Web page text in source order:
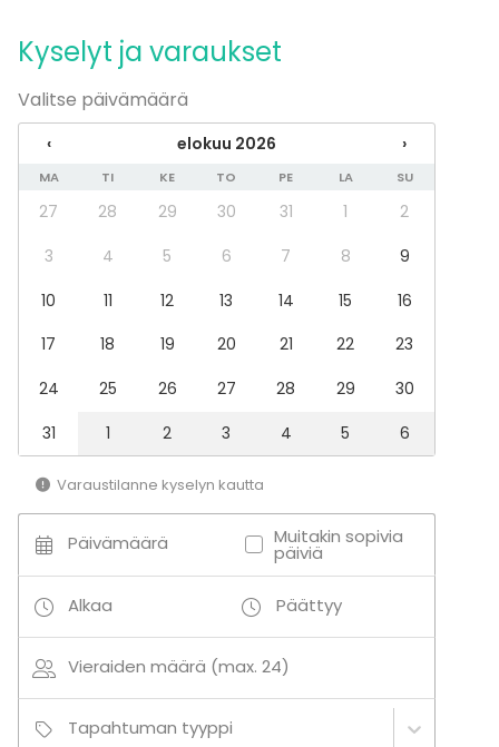
Laiva / Vene
Biletila
Ulkotila
Baari
Ulkoilu
Uinti
Veneily
Veneelle voi myös tilata dj:n tai vaikkapa
saksofonistin
loppupäässä päästiin nauttimaan pimenevästä
illasta kannellakin. Vahva suositus tiimi-iltoihin ja
vastaaviin!
Kyselyt ja varaukset
Valitse päivämäärä
‹ elokuu 2026 ›
MA TI KE TO PE LA SU
27 28 29 30 31 1
2
3
4 5 6 7 8
9
10
11 12 13 14 15
16
17
18 19 20 21 22
23
24
25 26 27 28 29
30
31
1 2 3 4 5 6
Varaustilanne kyselyn kautta
Päivämäärä Muitakin sopivia
päiviä
Alkaa Päättyy
Vieraiden määrä (max. 24)
Tapahtuman tyyppi